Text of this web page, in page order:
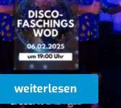
weiterlesen